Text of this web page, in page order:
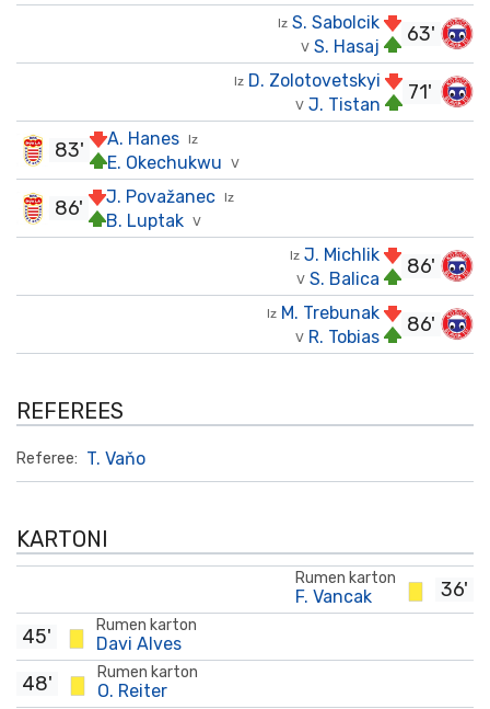
63'
Iz S. Sabolcik
V S. Hasaj
71'
Iz D. Zolotovetskyi
V J. Tistan
Iz
A. Hanes
V
E. Okechukwu
83'
Iz
J. Považanec
V
B. Luptak
86'
86'
Iz J. Michlik
V S. Balica
86'
Iz M. Trebunak
V R. Tobias
REFEREES
Referee: T. Vaňo
KARTONI
36'
Rumen karton
F. Vancak
Rumen karton
Davi Alves
45'
Rumen karton
O. Reiter
48'